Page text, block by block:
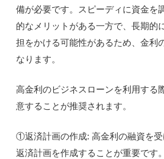
備が必要です。スピーディに資金を
的なメリットがある一方で、長期的
担をかける可能性があるため、金利
なります。
高金利のビジネスローンを利用する
意することが推奨されます。
①返済計画の作成: 高金利の融資を
返済計画を作成することが重要です